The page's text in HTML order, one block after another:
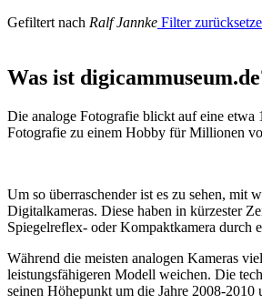
Gefiltert nach Ralf Jannke Filter
Was ist
Die analoge Fotografie blickt auf eine etwa
Fotografie zu einem Hobby für Millionen
Um so überraschender ist es zu sehen, mit
Digitalkameras. Diese haben in kürzester
Spiegelreflex- oder Kompaktkamera durch
Während die meisten analogen Kameras
leistungsfähigeren Modell weichen. Die
seinen Höhepunkt um die Jahre 2008-2010